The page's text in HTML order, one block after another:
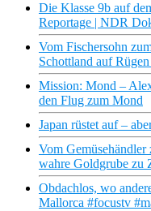
Die Klasse 9b auf
Reportage | NDR
Vom Fischersohn
Schottland auf
Mission: Mond –
den Flug zum Mond
Japan rüstet auf –
Vom
wahre Goldgrube zu
Obdachlos, wo
Mallorca #focustv